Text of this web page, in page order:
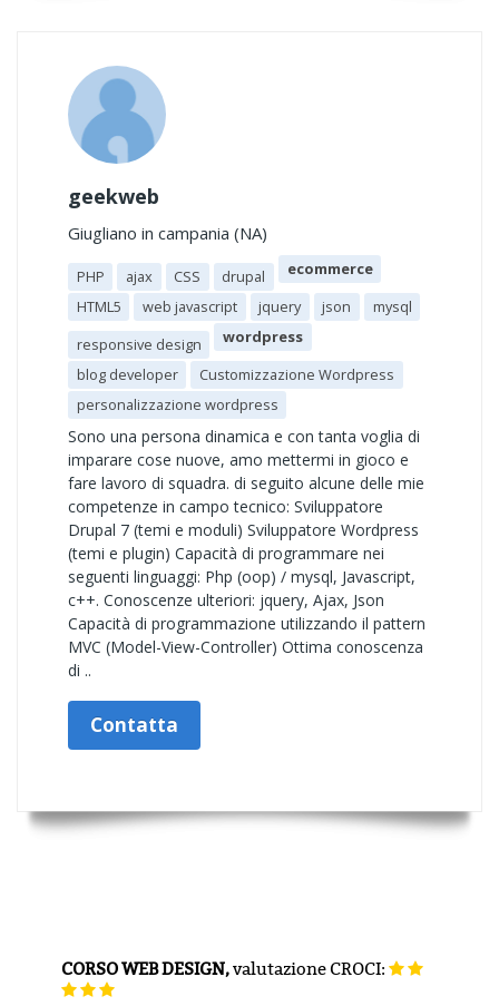
geekweb
Giugliano in campania (NA)
PHP ajax CSS drupal
ecommerce
HTML5
web javascript jquery json
mysql
responsive design
wordpress
blog developer
Customizzazione Wordpress
personalizzazione wordpress
Sono una persona dinamica e con tanta voglia di
imparare cose nuove, amo mettermi in gioco e
fare lavoro di squadra. di seguito alcune delle mie
competenze in campo tecnico: Sviluppatore
Drupal 7 (temi e moduli) Sviluppatore Wordpress
(temi e plugin) Capacità di programmare nei
seguenti linguaggi: Php (oop) / mysql, Javascript,
c++. Conoscenze ulteriori: jquery, Ajax, Json
Capacità di programmazione utilizzando il pattern
MVC (Model-View-Controller) Ottima conoscenza
di ..
Contatta
CORSO WEB DESIGN,valutazioneCROCI: